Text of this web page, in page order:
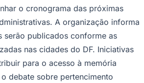
o cronograma das próximas
A organização informa
serão publicados conforme as
nas cidades do DF. Iniciativas
para o acesso à memória
debate sobre pertencimento